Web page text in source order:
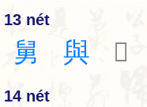
13 nét
舅 與 𦥴
14 nét